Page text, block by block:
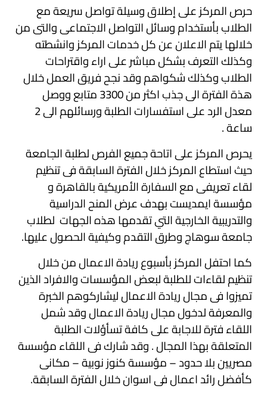
حرص المركز على إطلاق وسيلة تواصل سريعة مع
الطلاب بأستخدام وسائل التواصل الاجتماعى والتى من
خلالها يتم الاعلان عن كل خدمات المركز وانشطته
وكذلك التعرف بشكل مباشر على اراء واقتراحات
الطلاب وكذلك شكواهم وقد نجح فريق العمل خلال
هذة الفترة الى جذب اكثر من 3300 متابع ووصل
معدل الرد على استفسارات الطلبة ورسائلهم الى 2
ساعة .
يحرص المركز على اتاحة جميع الفرص لطلبة الجامعة
حيث استطاع المركز خلال الفترة السابقة فى تنظيم
لقاء تعريفى مع السفارة الأمريكية بالقاهرة و
مؤسسة ايمديست بهدف عرض المنح الدراسية
والتدريبية الخارجية التي تقدمها هذه الجهات لطلاب
جامعة سوهاج وطرق التقدم وكيفية الحصول عليها.
كما احتفل المركز بأسبوع ريادة الاعمال من خلال
تنظيم لقاءات للطلبة لبعض المؤسسات والافراد الذين
تميزوا فى مجال ريادة الاعمال ليشاركوهم الخبرة
والمعرفة لدخول مجال ريادة الاعمال وقد شمل
اللقاء فترة للاجابة على كافة تسأؤلات الطلبة
المتعلقة بهذا المجال . وقد شارك فى اللقاء مؤسسة
مصريين بلا حدود – مؤسسة كنوز نوبية – مكانى
كأفضل رائد اعمال فى اسوان خلال الفترة السابقة.